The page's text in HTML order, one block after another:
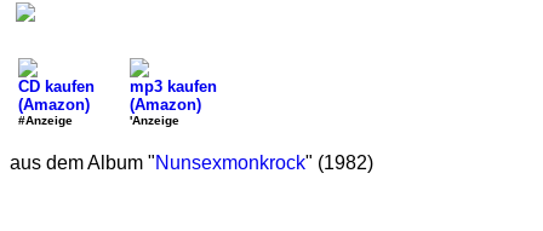
CD kaufen
(Amazon)
#Anzeige
mp3 kaufen
(Amazon)
'Anzeige
aus dem Album "Nunsexmonkrock" (1982)